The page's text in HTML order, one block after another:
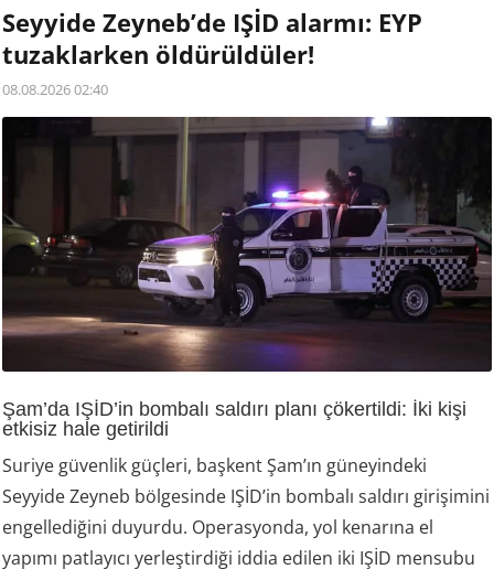
Seyyide Zeyneb’de IŞİD alarmı: EYP
tuzaklarken öldürüldüler!
08.08.2026 02:40
Şam’da IŞİD’in bombalı saldırı planı çökertildi: İki kişi
etkisiz hale getirildi
Suriye güvenlik güçleri, başkent Şam’ın güneyindeki
Seyyide Zeyneb bölgesinde IŞİD’in bombalı saldırı girişimini
engellediğini duyurdu. Operasyonda, yol kenarına el
yapımı patlayıcı yerleştirdiği iddia edilen iki IŞİD mensubu